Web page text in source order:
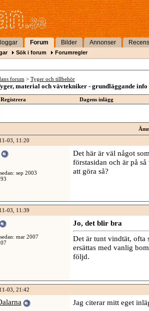
Forum Bilder Annonser
Sök i forum Forumregler
forum > Tyger och tillbehör
material och vävtekniker - grundläggande info
Registrera Dagens inlägg
03, 11:20
sep 2003
Det här är väl något
förstasidan och är på
att göra så?
03, 11:39
mar 2007
Jo, det blir bra
Det är tunt vindtät, ofta
ersättas med vanlig
följd.
03, 21:42
Jag citerar mitt eget